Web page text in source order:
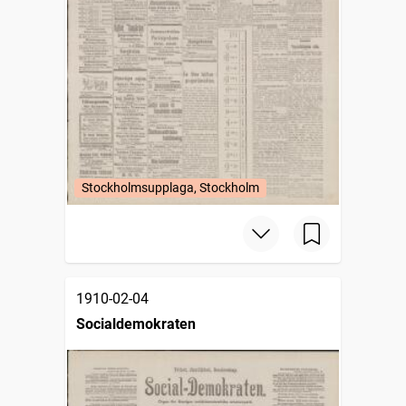
Stockholmsupplaga, Stockholm
1910-02-04
Socialdemokraten